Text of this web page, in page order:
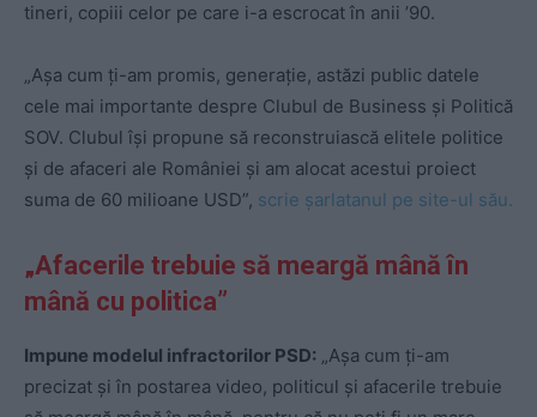
tineri, copiii celor pe care i-a escrocat în anii ’90.
„Așa cum ți-am promis, generație, astăzi public datele
cele mai importante despre Clubul de Business și Politică
SOV. Clubul își propune să reconstruiască elitele politice
și de afaceri ale României și am alocat acestui proiect
suma de 60 milioane USD”, scrie șarlatanul pe site-ul său.
„Afacerile trebuie să meargă mână în
mână cu politica”
Impune modelul infractorilor PSD: „Așa cum ți-am
precizat și în postarea video, politicul și afacerile trebuie